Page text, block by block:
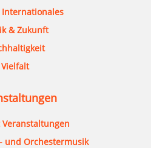
Internationales
& Zukunft
Vielfalt
und Orchestermusik